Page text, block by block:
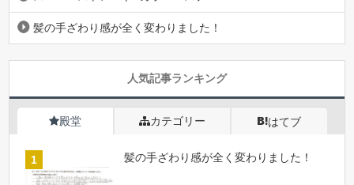
髪の手ざわり感が全く変わりました！
人気記事ランキング
殿堂 カテゴリー はてブ
髪の手ざわり感が全く変わりました！